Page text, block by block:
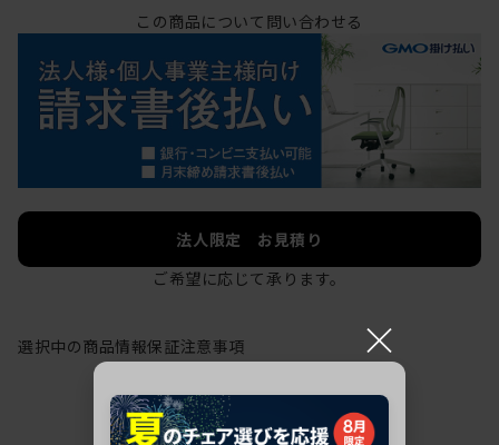
この商品について問い合わせる
法人限定 お見積り
ご希望に応じて承ります。
選択中の商品情報保証注意事項 ×